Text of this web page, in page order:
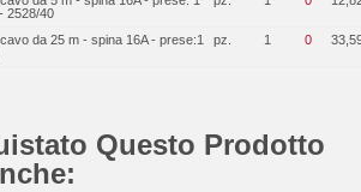
2528/40
da 25 m - spina 16A - prese:1
pz. 1 0
Questo Prodotto